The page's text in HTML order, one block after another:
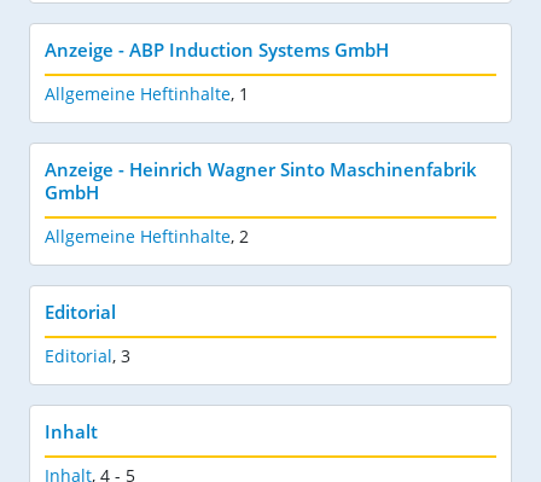
Anzeige - ABP Induction Systems GmbH
Allgemeine Heftinhalte, 1
Anzeige - Heinrich Wagner Sinto Maschinenfabrik
GmbH
Allgemeine Heftinhalte, 2
Editorial
Editorial, 3
Inhalt
Inhalt, 4 - 5